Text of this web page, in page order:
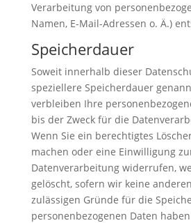
Verarbeitung von
Namen, E-Mail-Adressen o. Ä.)
Speicherdauer
Soweit innerhalb dieser
speziellere Speicherdauer
verbleiben Ihre
bis der Zweck für die
Wenn Sie ein berechtigtes
machen oder eine Einwilligung
Datenverarbeitung widerrufen,
gelöscht, sofern wir keine
zulässigen Gründe für die
personenbezogenen Daten